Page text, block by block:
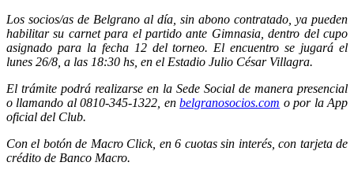
Los socios/as de Belgrano al día, sin abono contratado, ya pueden
habilitar su carnet para el partido ante Gimnasia, dentro del cupo
asignado para la fecha 12 del torneo. El encuentro se jugará el
lunes 26/8, a las 18:30 hs, en el Estadio Julio César Villagra.
El trámite podrá realizarse en la Sede Social de manera presencial
o llamando al 0810-345-1322, enbelgranosocios.com o por la App
oficial del Club.
Con el botón de Macro Click, en 6 cuotas sin interés, con tarjeta de
crédito de Banco Macro.